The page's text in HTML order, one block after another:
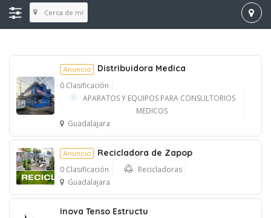
Cerca de mí
Anuncio Distribuidora Medica
0 Clasificación
APARATOS Y EQUIPOS PARA CONSULTORIOS
MEDICOS
Guadalajara
Anuncio
Anuncio Recicladora de Zapop
0 Clasificación
Recicladoras
Guadalajara
Inova Tenso Estructu